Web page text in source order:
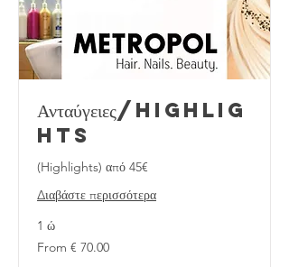
Ανταύγειες/highlig
hts
(Highlights) από 45€
Διαβάστε περισσότερα
1 ώ
From
€From € 70.00